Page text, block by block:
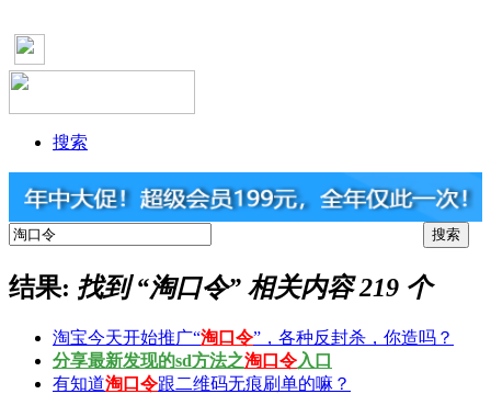
搜索
结果: 找到 “淘口令” 相关内容 219 个
淘宝今天开始推广“淘口令”，各种反封杀，你造吗？
分享最新发现的sd方法之淘口令入口
有知道淘口令跟二维码无痕刷单的嘛？